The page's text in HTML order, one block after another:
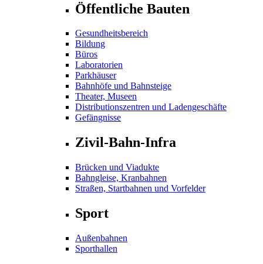
Öffentliche Bauten
Gesundheitsbereich
Bildung
Büros
Laboratorien
Parkhäuser
Bahnhöfe und Bahnsteige
Theater, Museen
Distributionszentren und Ladengeschäfte
Gefängnisse
Zivil-Bahn-Infra
Brücken und Viadukte
Bahngleise, Kranbahnen
Straßen, Startbahnen und Vorfelder
Sport
Außenbahnen
Sporthallen